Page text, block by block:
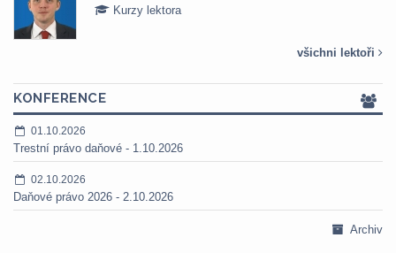
Kurzy lektora
všichni lektoři
KONFERENCE
01.10.2026
Trestní právo daňové - 1.10.2026
02.10.2026
Daňové právo 2026 - 2.10.2026
Archiv